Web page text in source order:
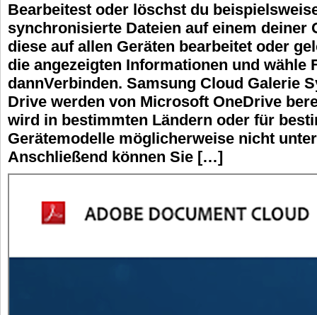
Bearbeitest oder löschst du
synchronisierte Dateien auf einem deiner
diese auf allen Geräten bearbeitet oder
die angezeigten Informationen und wähle
dannVerbinden. Samsung Cloud Galerie
Drive werden von Microsoft OneDrive
wird in bestimmten Ländern oder für
Gerätemodelle möglicherweise nicht
Anschließend können Sie […]